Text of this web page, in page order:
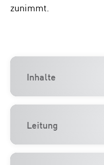
zunimmt.
Inhalte
Leitung